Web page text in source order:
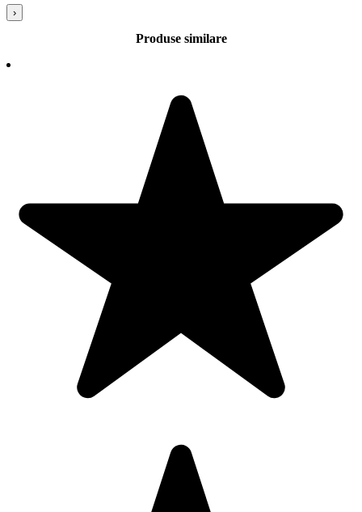
›
Produse similare